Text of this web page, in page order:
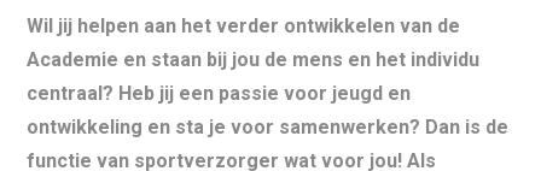
Wil jij helpen aan het verder ontwikkelen van de
Academie en staan bij jou de mens en het individu
centraal? Heb jij een passie voor jeugd en
ontwikkeling en sta je voor samenwerken? Dan is de
functie van sportverzorger wat voor jou! Als